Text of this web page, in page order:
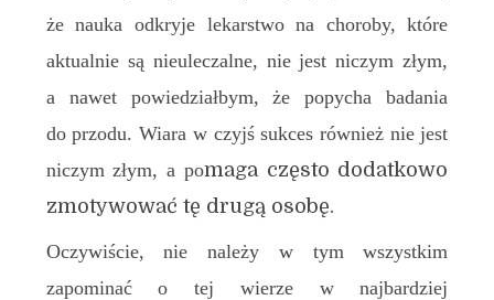
że nauka odkryje lekarstwo na choroby, które
aktualnie są nieuleczalne, nie jest niczym złym,
a nawet powiedziałbym, że popycha badania
do przodu. Wiara w czyjś sukces również nie jest
niczym złym, a pomagaczęsto dodatkowo
zmotywować tę drugą osobę.
Oczywiście, nie należy w tym wszystkim
zapominać o tej wierze w najbardziej